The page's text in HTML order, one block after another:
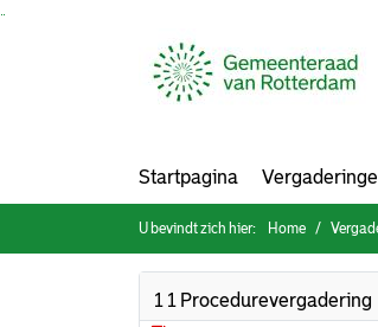
Startpagina
U bevindt zich hier: Home
1 1 Procedurevergadering